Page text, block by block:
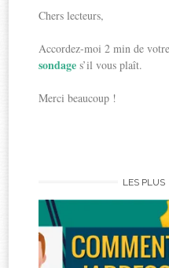
Chers lecteurs,
Accordez-moi 2 min de
sondages’il vous plaît.
Merci beaucoup !
LES PLUS